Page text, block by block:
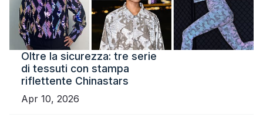
Oltre la sicurezza: tre serie
di tessuti con stampa
riflettente Chinastars
Apr 10, 2026